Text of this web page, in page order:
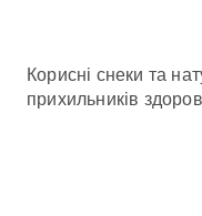
Корисні снеки та
прихильників